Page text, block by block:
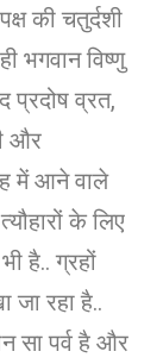
की चतुर्दशी
भगवान विष्णु
प्रदोष व्रत,
और
में आने वाले
के लिए
है.. ग्रहों
जा रहा है..
सा पर्व है और